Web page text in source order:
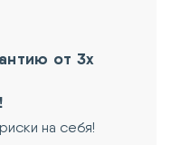
от 3х
на себя!